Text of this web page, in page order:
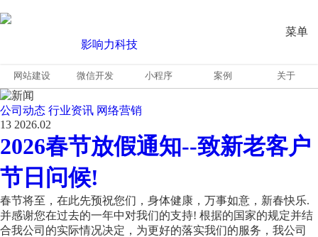
菜单
网站建设 微信开发 小程序 案例 关于
公司动态 行业资讯 网络营销
13 2026.02
2026春节放假通知--致新老客户
节日问候!
春节将至，在此先预祝您们，身体健康，万事如意，新春快乐.
并感谢您在过去的一年中对我们的支持! 根据的国家的规定并结
合我公司的实际情况决定，为更好的落实我们的服务，我公司